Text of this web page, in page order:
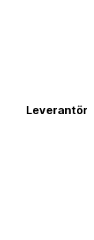
Leverantör